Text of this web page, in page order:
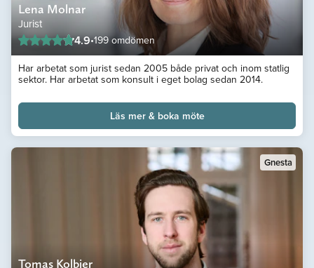
Lena Molnar
Jurist
4.9•199 omdömen
Har arbetat som jurist sedan 2005 både privat och inom statlig
sektor. Har arbetat som konsult i eget bolag sedan 2014.
Läs mer & boka möte
Tomas Kolbjer
Gnesta